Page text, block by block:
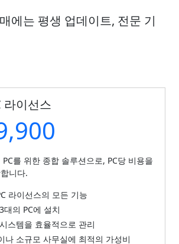
에는 평생 업데이트, 전문 기
라이선스
PC를 위한 종합 솔루션으로, PC당 비용을
니다.
라이선스의 모든 기능
대의 PC에 설치
스템을 효율적으로 관리
나 소규모 사무실에 최적의 가성비